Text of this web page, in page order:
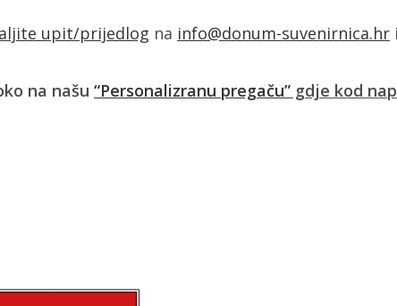
upit/prijedlog na info@donum-suvenirnica.hr
na našu “Personalizranu pregaču” gdje kod